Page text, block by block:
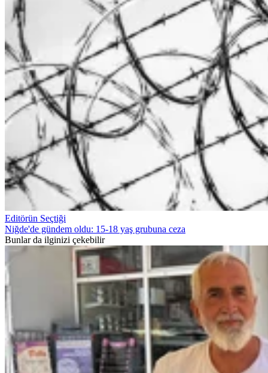
Editörün Seçtiği
Niğde'de gündem oldu: 15-18 yaş grubuna ceza
Bunlar da ilginizi çekebilir